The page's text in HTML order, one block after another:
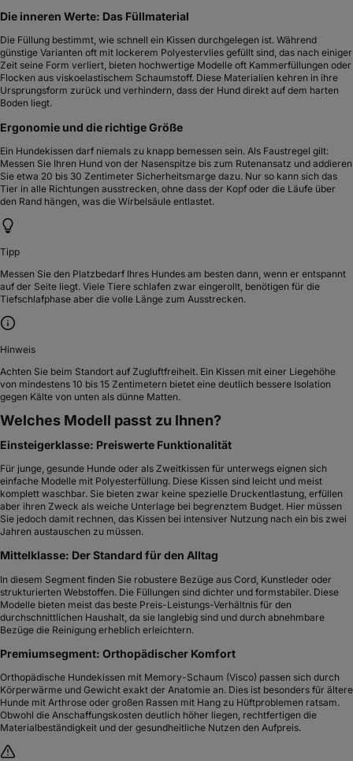
Die inneren Werte: Das Füllmaterial
Die Füllung bestimmt, wie schnell ein Kissen durchgelegen ist. Während
günstige Varianten oft mit lockerem Polyestervlies gefüllt sind, das nach einiger
Zeit seine Form verliert, bieten hochwertige Modelle oft Kammerfüllungen oder
Flocken aus viskoelastischem Schaumstoff. Diese Materialien kehren in ihre
Ursprungsform zurück und verhindern, dass der Hund direkt auf dem harten
Boden liegt.
Ergonomie und die richtige Größe
Ein Hundekissen darf niemals zu knapp bemessen sein. Als Faustregel gilt:
Messen Sie Ihren Hund von der Nasenspitze bis zum Rutenansatz und addieren
Sie etwa 20 bis 30 Zentimeter Sicherheitsmarge dazu. Nur so kann sich das
Tier in alle Richtungen ausstrecken, ohne dass der Kopf oder die Läufe über
den Rand hängen, was die Wirbelsäule entlastet.
Tipp
Messen Sie den Platzbedarf Ihres Hundes am besten dann, wenn er entspannt
auf der Seite liegt. Viele Tiere schlafen zwar eingerollt, benötigen für die
Tiefschlafphase aber die volle Länge zum Ausstrecken.
Hinweis
Achten Sie beim Standort auf Zugluftfreiheit. Ein Kissen mit einer Liegehöhe
von mindestens 10 bis 15 Zentimetern bietet eine deutlich bessere Isolation
gegen Kälte von unten als dünne Matten.
Welches Modell passt zu Ihnen?
Einsteigerklasse: Preiswerte Funktionalität
Für junge, gesunde Hunde oder als Zweitkissen für unterwegs eignen sich
einfache Modelle mit Polyesterfüllung. Diese Kissen sind leicht und meist
komplett waschbar. Sie bieten zwar keine spezielle Druckentlastung, erfüllen
aber ihren Zweck als weiche Unterlage bei begrenztem Budget. Hier müssen
Sie jedoch damit rechnen, das Kissen bei intensiver Nutzung nach ein bis zwei
Jahren austauschen zu müssen.
Mittelklasse: Der Standard für den Alltag
In diesem Segment finden Sie robustere Bezüge aus Cord, Kunstleder oder
strukturierten Webstoffen. Die Füllungen sind dichter und formstabiler. Diese
Modelle bieten meist das beste Preis-Leistungs-Verhältnis für den
durchschnittlichen Haushalt, da sie langlebig sind und durch abnehmbare
Bezüge die Reinigung erheblich erleichtern.
Premiumsegment: Orthopädischer Komfort
Orthopädische Hundekissen mit Memory-Schaum (Visco) passen sich durch
Körperwärme und Gewicht exakt der Anatomie an. Dies ist besonders für ältere
Hunde mit Arthrose oder großen Rassen mit Hang zu Hüftproblemen ratsam.
Obwohl die Anschaffungskosten deutlich höher liegen, rechtfertigen die
Materialbeständigkeit und der gesundheitliche Nutzen den Aufpreis.